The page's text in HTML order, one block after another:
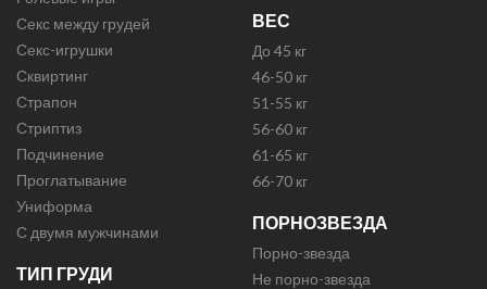
Секс между грудей
Секс-игрушки
Сквиртинг
Страпон
Стриптиз
Подчинение
Проглатывание
Униформа
С двумя мужчинами
ТИП ГРУДИ
ВЕС
До 45 кг
46-50 кг
51-55 кг
56-60 кг
61-65 кг
66-70 кг
ПОРНОЗВЕЗДА
Порно-звезда
Не порно-звезда